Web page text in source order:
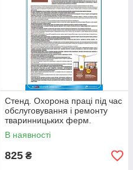
Стенд. Охорона праці під час
обслуговування і ремонту
тваринницьких ферм.
0,6х1,0. Пластик
В наявності
825 ₴